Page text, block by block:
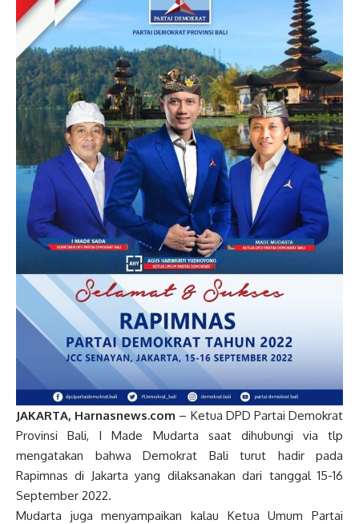
JAKARTA, Harnasnews.com – Ketua DPD Partai Demokrat
Provinsi Bali, I Made Mudarta saat dihubungi via tlp
mengatakan bahwa Demokrat Bali turut hadir pada
Rapimnas di Jakarta yang dilaksanakan dari tanggal 15-16
September 2022.
Mudarta juga menyampaikan kalau Ketua Umum Partai